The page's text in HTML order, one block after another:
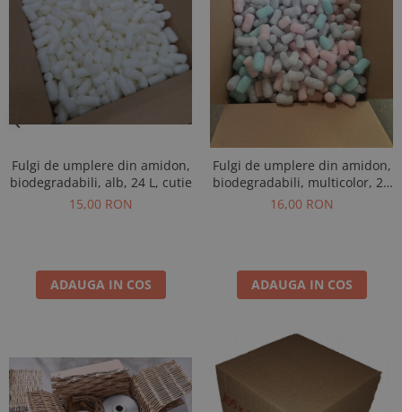
Fulgi de umplere din amidon,
biodegradabili, alb, 24 L, cutie
15,00 RON
ADAUGA IN COS
Fulgi de umplere din amidon,
biodegradabili, multicolor, 24
L, cutie
16,00 RON
ADAUGA IN COS